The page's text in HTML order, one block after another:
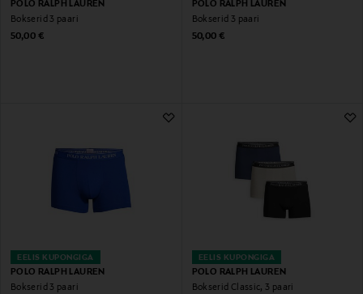
POLO RALPH LAUREN
Bokserid 3 paari
Original Price
50,00 €
POLO RALPH LAUREN
Bokserid 3 paari
Original Price
50,00 €
EELIS KUPONGIGA
POLO RALPH LAUREN
Bokserid 3 paari
EELIS KUPONGIGA
POLO RALPH LAUREN
Bokserid Classic, 3 paari